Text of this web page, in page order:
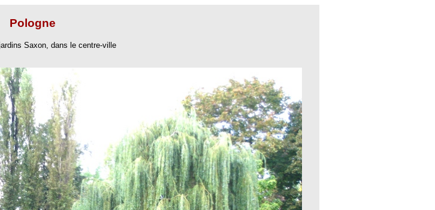
Pologne
Saxon, dans le centre-ville